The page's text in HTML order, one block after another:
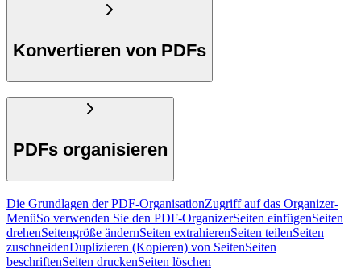
Konvertieren von PDFs
PDFs organisieren
Die Grundlagen der PDF-OrganisationZugriff auf das Organizer-
MenüSo verwenden Sie den PDF-OrganizerSeiten einfügenSeiten
drehenSeitengröße ändernSeiten extrahierenSeiten teilenSeiten
zuschneidenDuplizieren (Kopieren) von SeitenSeiten
beschriftenSeiten druckenSeiten löschen